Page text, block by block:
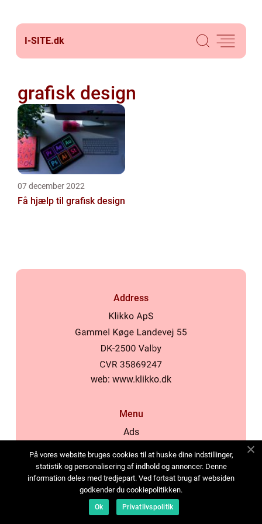
I-SITE.dk
grafisk design
07 december 2022
Få hjælp til grafisk design
Address
web: www.klikko.dk
Menu
Ads
Cookies
Contact
Sitemap
På vores website bruges cookies til at huske dine indstillinger,
statistik og personalisering af indhold og annoncer. Denne
information deles med tredjepart. Ved fortsat brug af websiden
godkender du cookiepolitikken.
Ok Privatlivspolitik